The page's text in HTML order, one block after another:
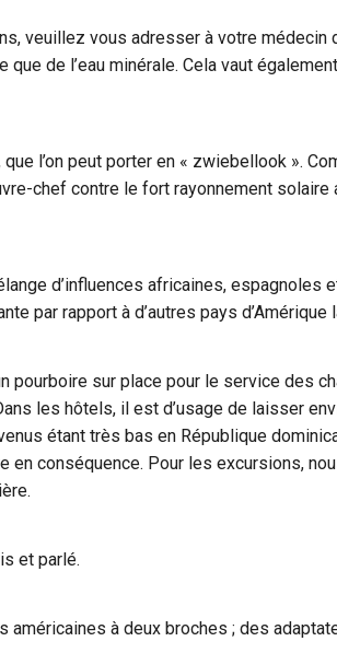
veuillez vous adresser à votre
de l’eau minérale. Cela vaut
l’on peut porter en « zwiebellook ».
chef contre le fort rayonnement solaire
d’influences africaines, espagnoles
par rapport à d’autres pays d’Amérique
pourboire sur place pour le service des
les hôtels, il est d’usage de laisser
étant très bas en République
conséquence. Pour les excursions,
et parlé.
à deux broches ; des